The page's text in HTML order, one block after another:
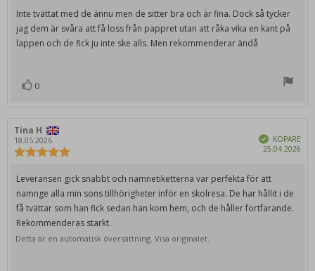
utav
5
stjärnor
Recensionstext:
Inte tvättat med de ännu men de sitter bra och är fina. Dock så tycker
jag dem är svåra att få loss från pappret utan att råka vika en kant på
lappen och de fick ju inte ske alls. Men rekommenderar ändå
Rösta
0
Recensionsförfattare:
Tina H
18.05.2026
utav
5
stjärnor
Bekräftad
KÖPARE
25.04.2026
Recensionstext:
Leveransen gick snabbt och namnetiketterna var perfekta för att
namnge alla min sons tillhörigheter inför en skolresa. De har hållit i de
få tvättar som han fick sedan han kom hem, och de håller fortfarande.
Rekommenderas starkt.
Detta är en automatisk översättning. Visa originalet.